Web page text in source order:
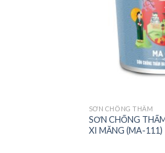
SƠN CHỐNG THẤM
SƠN CHỐNG
XI MĂNG (MA-111)